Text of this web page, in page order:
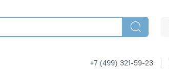
+7 (499) 321-59-23